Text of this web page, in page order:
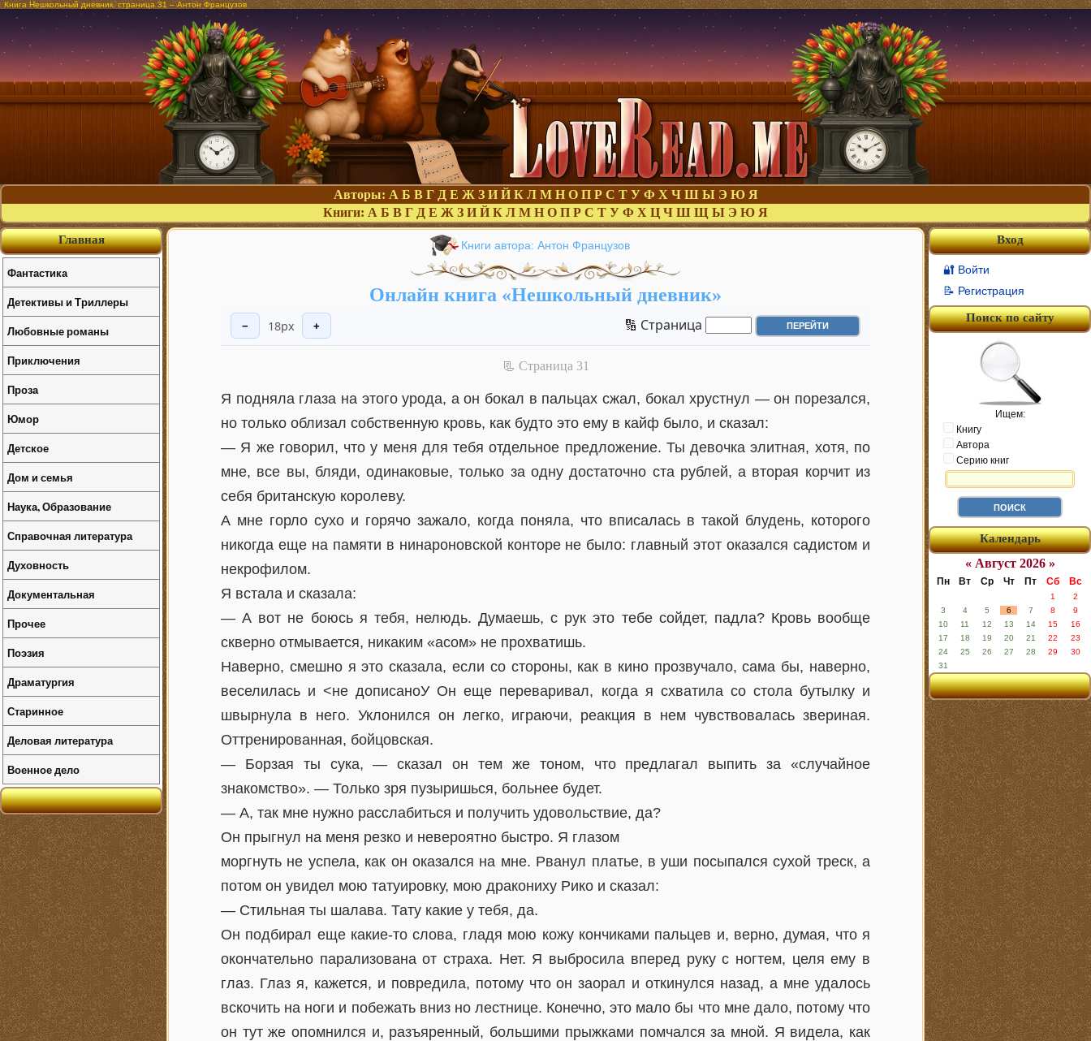
Книга Нешкольный дневник, страница 31 – Антон Французов
Авторы: А Б В Г Д Е Ж З И Й К Л М Н О П Р С Т У Ф Х Ч Ш Ы Э Ю Я
Книги: А Б В Г Д Е Ж З И Й К Л М Н О П Р С Т У Ф Х Ц Ч Ш Щ Ы Э Ю Я
Книги автора: Антон Французов
Онлайн книга «Нешкольный дневник»
− 18px + 🔢 Страница
📃 Cтраница 31
Я подняла глаза на этого урода, а он бокал в пальцах сжал, бокал хрустнул — он порезался,
но только облизал собственную кровь, как будто это ему в кайф было, и сказал:
— Я же говорил, что у меня для тебя отдельное предложение. Ты девочка элитная, хотя, по
мне, все вы, бляди, одинаковые, только за одну достаточно ста рублей, а вторая корчит из
себя британскую королеву.
А мне горло сухо и горячо зажало, когда поняла, что вписалась в такой блудень, которого
никогда еще на памяти в нинароновской конторе не было: главный этот оказался садистом и
некрофилом.
Я встала и сказала:
— А вот не боюсь я тебя, нелюдь. Думаешь, с рук это тебе сойдет, падла? Кровь вообще
скверно отмывается, никаким «асом» не прохватишь.
Наверно, смешно я это сказала, если со стороны, как в кино прозвучало, сама бы, наверно,
веселилась и <не дописаноУ Он еще переваривал, когда я схватила со стола бутылку и
швырнула в него. Уклонился он легко, играючи, реакция в нем чувствовалась звериная.
Оттренированная, бойцовская.
— Борзая ты сука, — сказал он тем же тоном, что предлагал выпить за «случайное
знакомство». — Только зря пузыришься, больнее будет.
— А, так мне нужно расслабиться и получить удовольствие, да?
Он прыгнул на меня резко и невероятно быстро. Я глазом
моргнуть не успела, как он оказался на мне. Рванул платье, в уши посыпался сухой треск, а
потом он увидел мою татуировку, мою дракониху Рико и сказал:
— Стильная ты шалава. Тату какие у тебя, да.
Он подбирал еще какие-то слова, гладя мою кожу кончиками пальцев и, верно, думая, что я
окончательно парализована от страха. Нет. Я выбросила вперед руку с ногтем, целя ему в
глаз. Глаз я, кажется, и повредила, потому что он заорал и откинулся назад, а мне удалось
вскочить на ноги и побежать вниз но лестнице. Конечно, это мало бы что мне дало, потому что
он тут же опомнился и, разъяренный, большими прыжками помчался за мной. Я видела, как
Вход
🔐 Войти
📝 Регистрация
Поиск по сайту
Ищем:
Книгу
Автора
Серию книг
Календарь
« Август 2026 »
Пн Вт Ср Чт Пт Сб Вс
1
2
3
4 5 6 7 8
9
10
11 12 13 14 15
16
17
18 19 20 21 22
23
24
25 26 27 28 29
30
31
Главная
Фантастика
Детективы и Триллеры
Любовные романы
Приключения
Проза
Юмор
Детское
Дом и семья
Наука, Образование
Справочная литература
Духовность
Документальная
Прочее
Поэзия
Драматургия
Старинное
Деловая литература
Военное дело